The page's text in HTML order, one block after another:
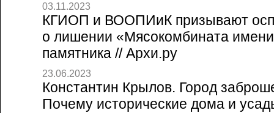
03.11.2023
КГИОП и ВООПИиК призывают
о лишении «Мясокомбината
памятника // Архи.ру
23.06.2023
Константин Крылов. Город
Почему исторические дома и